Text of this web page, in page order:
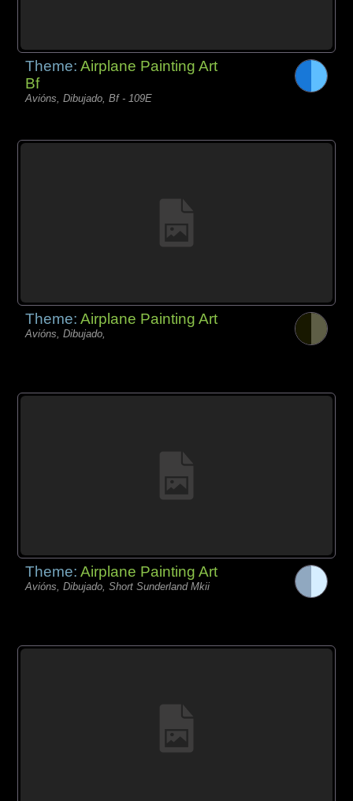
Theme:Airplane Painting Art
Bf
Avións, Dibujado, Bf - 109E
Theme:Airplane Painting Art
Avións, Dibujado,
Theme:Airplane Painting Art
Avións, Dibujado, Short Sunderland Mkii